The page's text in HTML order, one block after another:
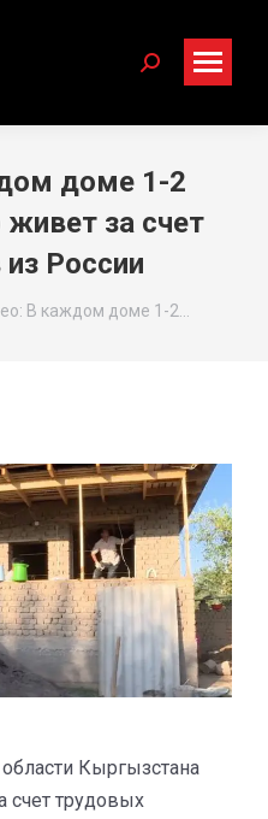
Search:
доме 1-2
живет за счет
России
В каждом доме 1-2…
Кыргызстана
счет трудовых